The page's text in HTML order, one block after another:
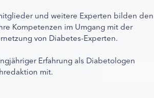
und weitere Experten bilden den
Kompetenzen im Umgang mit der
von Diabetes-Experten.
Erfahrung als Diabetologen
mit.